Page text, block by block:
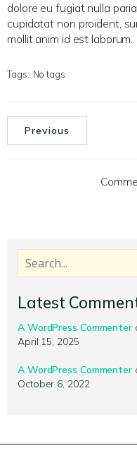
dolore eu fugiat nulla
cupidatat non proident,
mollit anim id est laborum.
Tags: No tags
Previous
Latest
A WordPress Commenter
April 15, 2025
A WordPress Commenter
October 6, 2022